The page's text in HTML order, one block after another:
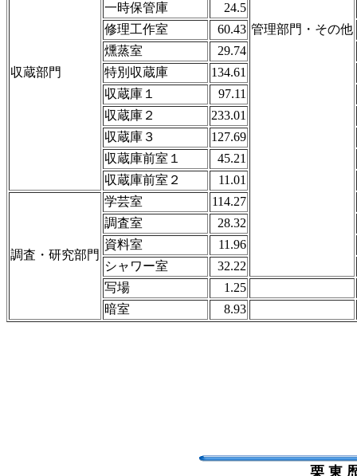
管理部門・その他
収蔵部門
一時保管庫
24.5
修理工作室
60.43
燻蒸室
29.74
特別収蔵庫
134.61
収蔵庫１
97.11
収蔵庫２
233.01
収蔵庫３
127.69
収蔵庫前室１
45.21
収蔵庫前室２
11.01
調査・研究部門
学芸室
114.27
調査室
28.32
資料室
11.96
シャワー室
32.22
写場
1.25
暗室
8.93
栗 東